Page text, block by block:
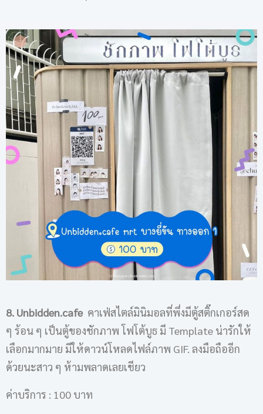
8. Unbidden.cafe คาเฟ่สไตล์มินิมอลที่พึ่งมีตู้สติ๊กเกอร์สด
ๆ ร้อน ๆ เป็นตู้ของชักภาพ โฟโต้บูธ มี Template น่ารักให้
เลือกมากมาย มีให้ดาวน์โหลดไฟล์ภาพ GIF. ลงมือถืออีก
ด้วยนะสาว ๆ ห้ามพลาดเลยเชียว
ค่าบริการ : 100 บาท